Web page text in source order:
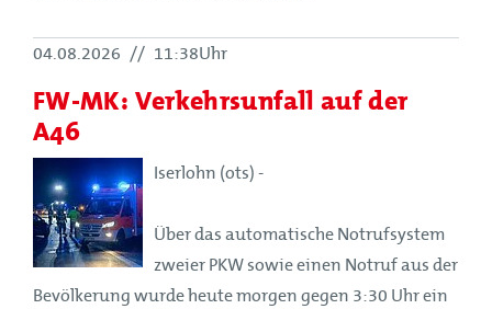
04.08.2026 // 11:38Uhr
FW-MK: Verkehrsunfall auf der
A46
Iserlohn (ots) -
Über das automatische Notrufsystem
zweier PKW sowie einen Notruf aus der
Bevölkerung wurde heute morgen gegen 3:30 Uhr ein